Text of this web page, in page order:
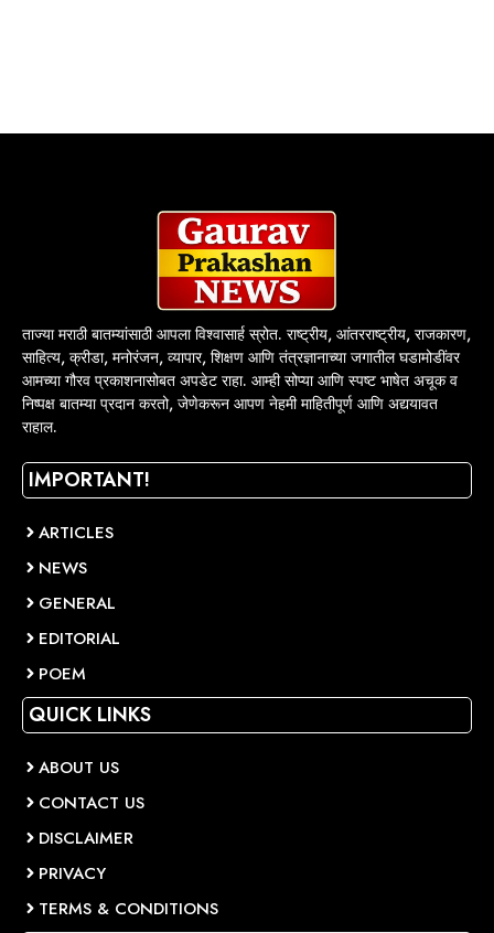
ताज्या मराठी बातम्यांसाठी आपला विश्वासार्ह स्रोत. राष्ट्रीय, आंतरराष्ट्रीय, राजकारण,
साहित्य, क्रीडा, मनोरंजन, व्यापार, शिक्षण आणि तंत्रज्ञानाच्या जगातील घडामोडींवर
आमच्या गौरव प्रकाशनासोबत अपडेट राहा. आम्ही सोप्या आणि स्पष्ट भाषेत अचूक व
निष्पक्ष बातम्या प्रदान करतो, जेणेकरून आपण नेहमी माहितीपूर्ण आणि अद्ययावत
राहाल.
IMPORTANT!
ARTICLES
NEWS
GENERAL
EDITORIAL
POEM
QUICK LINKS
ABOUT US
CONTACT US
DISCLAIMER
PRIVACY
TERMS & CONDITIONS